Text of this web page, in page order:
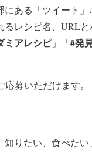
にある「ツイート」
るレシピ名、URL
ミアレシピ」「#発
募いただけます。
知りたい、食べた